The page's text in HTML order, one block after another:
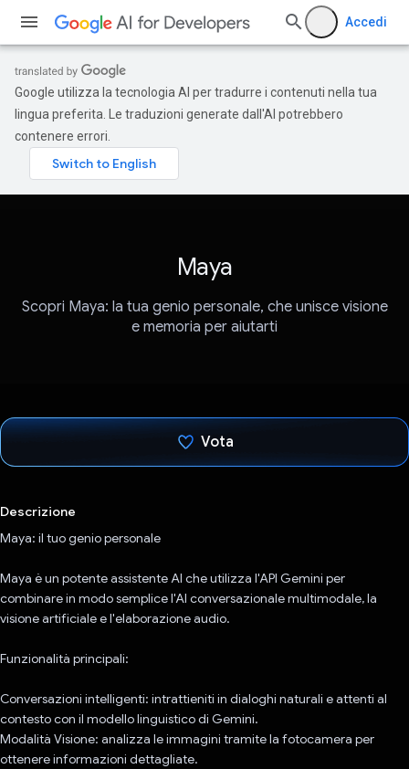
Accedi
Google utilizza la tecnologia AI per tradurre i contenuti nella tua
lingua preferita. Le traduzioni generate dall'AI potrebbero
contenere errori.
Maya
Scopri Maya: la tua genio personale, che unisce visione
e memoria per aiutarti
Vota
Descrizione
Maya: il tuo genio personale
Maya è un potente assistente AI che utilizza l'API Gemini per
combinare in modo semplice l'AI conversazionale multimodale, la
visione artificiale e l'elaborazione audio.
Funzionalità principali:
Conversazioni intelligenti: intrattieniti in dialoghi naturali e attenti al
contesto con il modello linguistico di Gemini.
Modalità Visione: analizza le immagini tramite la fotocamera per
ottenere informazioni dettagliate.